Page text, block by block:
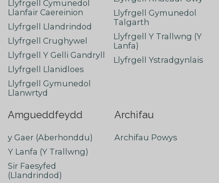
Llyfrgell Cymunedol
Llanfair Caereinion
Llyfrgell Llandrindod
Llyfrgell Crughywel
Llyfrgell Y Gelli Gandryll
Llyfrgell Llanidloes
Llyfrgell Gymunedol
Llanwrtyd
Llyfrgell Gymunedol
Talgarth
Llyfrgell Y Trallwng (Y
Lanfa)
Llyfrgell Ystradgynlais
Amgueddfeydd
y Gaer (Aberhonddu)
Y Lanfa (Y Trallwng)
Sir Faesyfed
(Llandrindod)
Archifau
Archifau Powys